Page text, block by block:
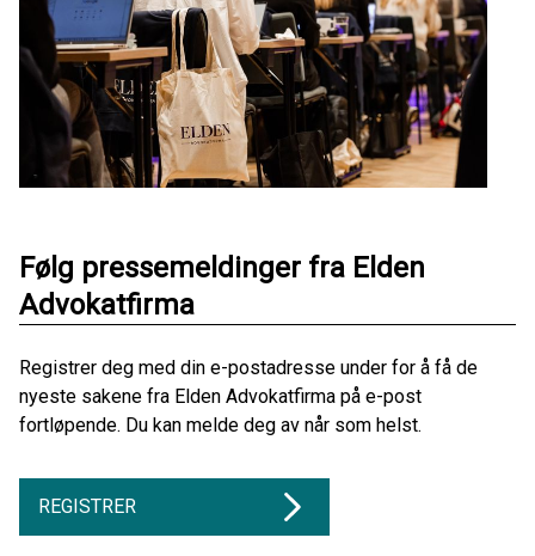
Følg pressemeldinger fra Elden
Advokatfirma
Registrer deg med din e-postadresse under for å få de
nyeste sakene fra Elden Advokatfirma på e-post
fortløpende. Du kan melde deg av når som helst.
REGISTRER